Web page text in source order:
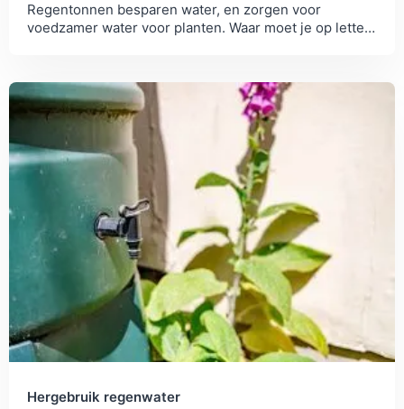
Regentonnen besparen water, en zorgen voor
voedzamer water voor planten. Waar moet je op letten
Hergebruik regenwater